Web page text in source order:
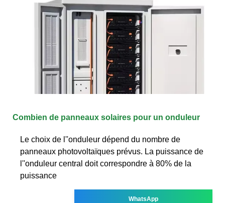
Combien de panneaux solaires pour un onduleur
Le choix de l''onduleur dépend du nombre de
panneaux photovoltaïques prévus. La puissance de
l''onduleur central doit correspondre à 80% de la
puissance
WhatsApp